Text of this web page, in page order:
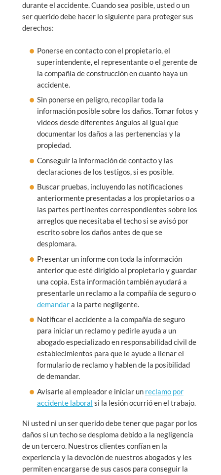
durante el accidente. Cuando sea posible, usted o un
ser querido debe hacer lo siguiente para proteger sus
derechos:
Ponerse en contacto con el propietario, el
superintendente, el representante o el gerente de
la compañía de construcción en cuanto haya un
accidente.
Sin ponerse en peligro, recopilar toda la
información posible sobre los daños. Tomar fotos y
videos desde diferentes ángulos al igual que
documentar los daños a las pertenencias y la
propiedad.
Conseguir la información de contacto y las
declaraciones de los testigos, si es posible.
Buscar pruebas, incluyendo las notificaciones
anteriormente presentadas a los propietarios o a
las partes pertinentes correspondientes sobre los
arreglos que necesitaba el techo si se avisó por
escrito sobre los daños antes de que se
desplomara.
Presentar un informe con toda la información
anterior que esté dirigido al propietario y guardar
una copia. Esta información también ayudará a
presentarle un reclamo a la compañía de seguro o
demandara la parte negligente.
Notificar el accidente a la compañía de seguro
para iniciar un reclamo y pedirle ayuda a un
abogado especializado en responsabilidad civil de
establecimientos para que le ayude a llenar el
formulario de reclamo y hablen de la posibilidad
de demandar.
Avisarle al empleador e iniciar un reclamo por
accidente laboral si la lesión ocurrió en el trabajo.
Ni usted ni un ser querido debe tener que pagar por los
daños si un techo se desploma debido a la negligencia
de un tercero. Nuestros clientes confían en la
experiencia y la devoción de nuestros abogados y les
permiten encargarse de sus casos para conseguir la